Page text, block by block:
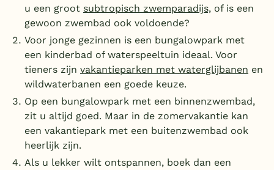
u een groot subtropisch zwemparadijs, of is een
gewoon zwembad ook voldoende?
Voor jonge gezinnen is een bungalowpark met
een kinderbad of waterspeeltuin ideaal. Voor
tieners zijn vakantieparken met waterglijbanen en
wildwaterbanen een goede keuze.
Op een bungalowpark met een binnenzwembad,
zit u altijd goed. Maar in de zomervakantie kan
een vakantiepark met een buitenzwembad ook
heerlijk zijn.
Als u lekker wilt ontspannen, boek dan een